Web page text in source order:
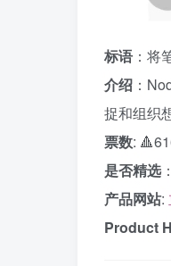
标语 ：将
介绍 ：
捉和组织
票数:
是否精选
产品网站:
Product